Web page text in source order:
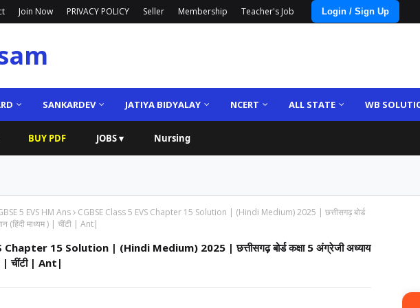
Join Now PRIVACY POLICY Seller Membership Teacher's Job Login / Sign Up
SANKARDEV JATIYA BIDYALAY NCERT ALL STATE WB
BUY PDF JOBS ▾ Nursing
5 EVS HM Ans
CGBSE Class 5 EVS Chapter 15 Solution | (Hindi Medium) 2025 | छत्तीसगढ़ बोर्ड
(हिंदी माध्यम ) | चींटी | Ant|
Chapter 15 Solution | (Hindi Medium) 2025 | छत्तीसगढ़ बोर्ड कक्षा 5 अंग्रेजी अध्याय
) | चींटी | Ant|